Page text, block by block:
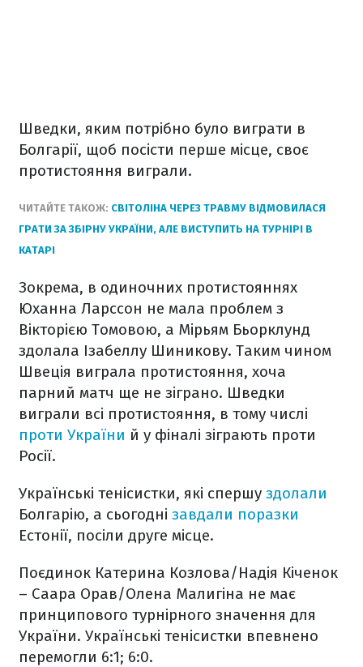
Шведки, яким потрібно було виграти в
Болгарії, щоб посісти перше місце, своє
протистояння виграли.
ЧИТАЙТЕ ТАКОЖ: СВІТОЛІНА ЧЕРЕЗ ТРАВМУ ВІДМОВИЛАСЯ
ГРАТИ ЗА ЗБІРНУ УКРАЇНИ, АЛЕ ВИСТУПИТЬ НА ТУРНІРІ В
КАТАРІ
Зокрема, в одиночних протистояннях
Юханна Ларссон не мала проблем з
Вікторією Томовою, а Мірьям Бьорклунд
здолала Ізабеллу Шиникову. Таким чином
Швеція виграла протистояння, хоча
парний матч ще не зіграно. Шведки
виграли всі протистояння, в тому числі
проти України й у фіналі зіграють проти
Росії.
Українські тенісистки, які спершу здолали
Болгарію, а сьогодні завдали поразки
Естонії, посіли друге місце.
Поєдинок Катерина Козлова/Надія Кіченок
– Саара Орав/Олена Малигіна не має
принципового турнірного значення для
України. Українські тенісистки впевнено
перемогли 6:1; 6:0.